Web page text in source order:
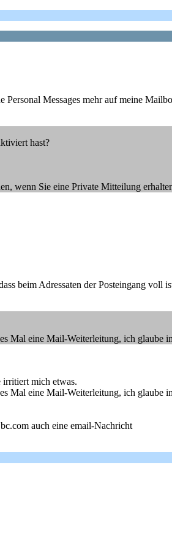
Messages mehr auf meine
hast?
wenn Sie eine Private Mitteilung
beim Adressaten der Posteingang
Mal eine Mail-Weiterleitung, ich glaube
mich etwas.
Mal eine Mail-Weiterleitung, ich glaube
auch eine email-Nachricht